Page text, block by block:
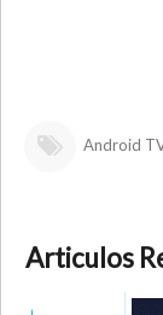
Android
Articulos